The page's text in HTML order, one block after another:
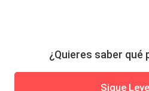
¿Quieres saber qué
Sigue